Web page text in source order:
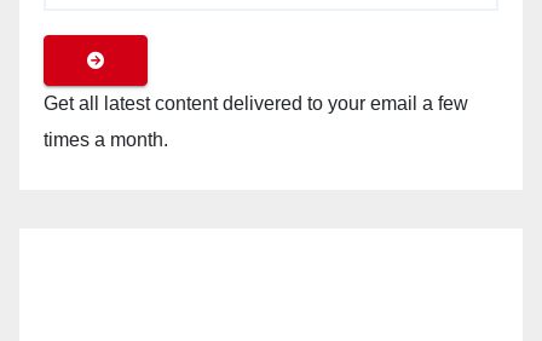
Get all latest content delivered to your email a few
times a month.